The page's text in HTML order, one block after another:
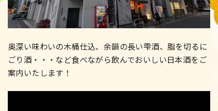
奥深い味わいの木桶仕込、余韻の長い雫酒、脂を切るに
ごり酒・・・など食べながら飲んでおいしい日本酒をご
案内いたします！